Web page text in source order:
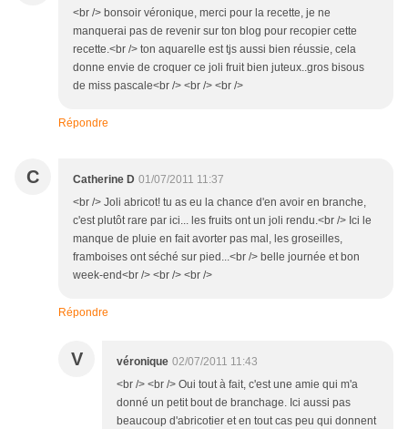
<br /> bonsoir véronique, merci pour la recette, je ne
manquerai pas de revenir sur ton blog pour recopier cette
recette.<br /> ton aquarelle est tjs aussi bien réussie, cela
donne envie de croquer ce joli fruit bien juteux..gros bisous
de miss pascale<br /> <br /> <br />
Répondre
C Catherine D 01/07/2011 11:37
<br /> Joli abricot! tu as eu la chance d'en avoir en branche,
c'est plutôt rare par ici... les fruits ont un joli rendu.<br /> Ici le
manque de pluie en fait avorter pas mal, les groseilles,
framboises ont séché sur pied...<br /> belle journée et bon
week-end<br /> <br /> <br />
Répondre
V véronique 02/07/2011 11:43
<br /> <br /> Oui tout à fait, c'est une amie qui m'a
donné un petit bout de branchage. Ici aussi pas
beaucoup d'abricotier et en tout cas peu qui donnent